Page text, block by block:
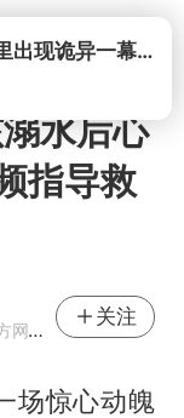
打开西平命案8天未破，玉米地里出现诡异一幕，我突然想起了欧金中
水后心
指导救
号
关注
场惊心动魄